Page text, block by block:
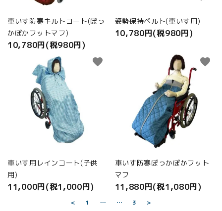
車いす防寒キルトコート(ぽっ
かぽかフットマフ)
10,780円(税980円)
姿勢保持ベルト(車いす用)
10,780円(税980円)
車いす用レインコート(子供
用)
11,000円(税1,000円)
favorite
車いす防寒ぽっかぽかフット
マフ
11,880円(税1,080円)
favorite
< 1 … … 3
>